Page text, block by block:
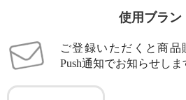
使用ブラン
ご登録いただくと商品
Push通知でお知らせしま